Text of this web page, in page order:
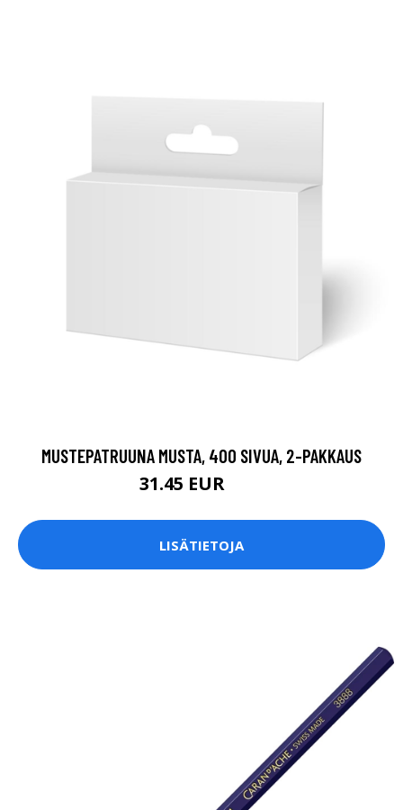
MUSTEPATRUUNA MUSTA, 400 SIVUA, 2-PAKKAUS
31.45 EUR
LISÄTIETOJA